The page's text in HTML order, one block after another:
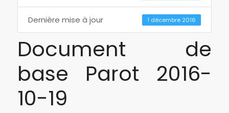
Dernière mise à jour 1 décembre 2016
Document de
base Parot 2016-
10-19